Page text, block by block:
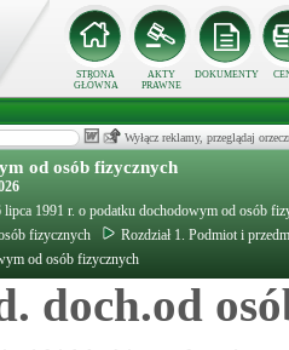
STRONA
GŁÓWNA
AKTY
PRAWNE
DOKUMENTY
Wyłącz reklamy, przeglądaj
od osób fizycznych
1991 r. o podatku dochodowym od osób
fizycznych
Rozdział 1. Podmiot i
od osób fizycznych
doch.od